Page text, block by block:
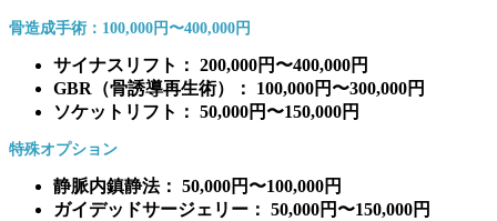
骨造成手術：100,000円〜400,000円
サイナスリフト： 200,000円〜400,000円
GBR（骨誘導再生術）： 100,000円〜300,000円
ソケットリフト： 50,000円〜150,000円
特殊オプション
静脈内鎮静法： 50,000円〜100,000円
ガイデッドサージェリー： 50,000円〜150,000円